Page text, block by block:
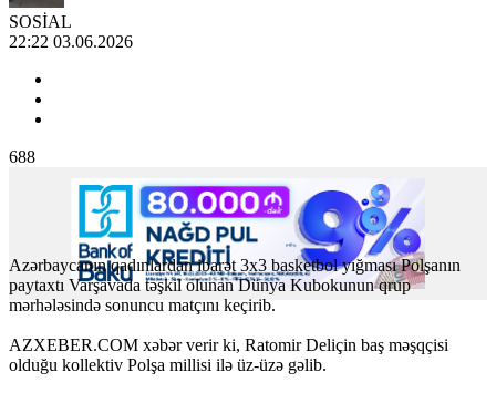
SOSİAL
22:22 03.06.2026
688
Azərbaycanın qadınlardan ibarət 3x3 basketbol yığması Polşanın
paytaxtı Varşavada təşkil olunan Dünya Kubokunun qrup
mərhələsində sonuncu matçını keçirib.
AZXEBER.COM xəbər verir ki, Ratomir Deliçin baş məşqçisi
olduğu kollektiv Polşa millisi ilə üz-üzə gəlib.